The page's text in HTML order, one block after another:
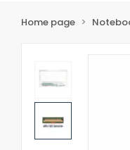
Home page